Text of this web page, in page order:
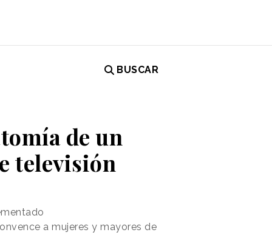
BUSCAR
de un
televisión
a mujeres y mayores de